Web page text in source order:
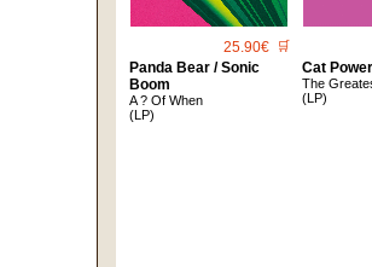
25.90€ 🛒
Panda Bear / Sonic
Boom
A ? Of When
(LP)
Cat
The
(LP)